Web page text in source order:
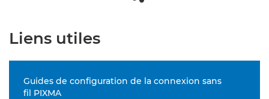
Liens utiles
Guides de configuration de la connexion sans
fil PIXMA